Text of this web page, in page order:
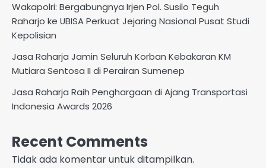
Wakapolri: Bergabungnya Irjen Pol. Susilo Teguh
Raharjo ke UBISA Perkuat Jejaring Nasional Pusat Studi
Kepolisian
Jasa Raharja Jamin Seluruh Korban Kebakaran KM
Mutiara Sentosa II di Perairan Sumenep
Jasa Raharja Raih Penghargaan di Ajang Transportasi
Indonesia Awards 2026
Recent Comments
Tidak ada komentar untuk ditampilkan.